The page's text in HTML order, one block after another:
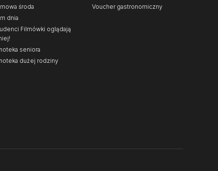
środa
dnia
Filmówki oglądają
seniora
dużej rodziny
Voucher gastronomiczny